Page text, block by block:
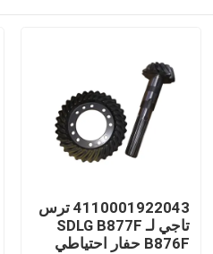
4110001922043 ترس
تاجي لـ SDLG B877F
B876F حفار احتياطي